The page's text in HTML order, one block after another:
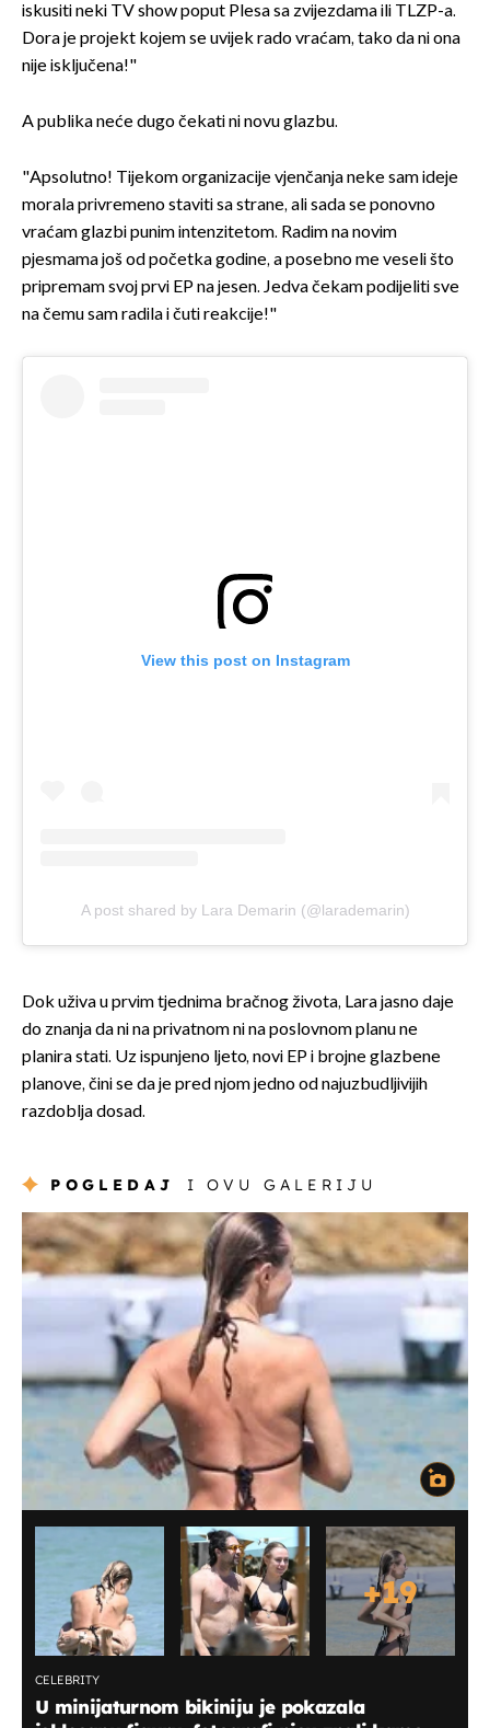
iskusiti neki TV show poput Plesa sa zvijezdama ili TLZP-a.
Dora je projekt kojem se uvijek rado vraćam, tako da ni ona
nije isključena!"
A publika neće dugo čekati ni novu glazbu.
"Apsolutno! Tijekom organizacije vjenčanja neke sam ideje
morala privremeno staviti sa strane, ali sada se ponovno
vraćam glazbi punim intenzitetom. Radim na novim
pjesmama još od početka godine, a posebno me veseli što
pripremam svoj prvi EP na jesen. Jedva čekam podijeliti sve
na čemu sam radila i čuti reakcije!"
View this post on Instagram
A post shared by Lara Demarin (@larademarin)
Dok uživa u prvim tjednima bračnog života, Lara jasno daje
do znanja da ni na privatnom ni na poslovnom planu ne
planira stati. Uz ispunjeno ljeto, novi EP i brojne glazbene
planove, čini se da je pred njom jedno od najuzbudljivijih
razdoblja dosad.
POGLEDAJ I OVU GALERIJU
+19
CELEBRITY
U minijaturnom bikiniju je pokazala